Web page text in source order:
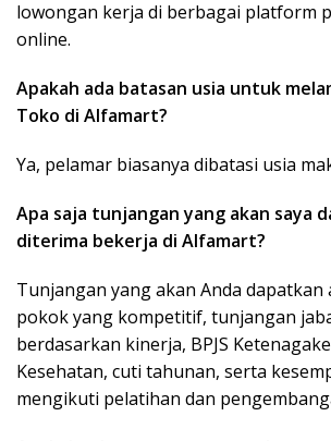
lowongan kerja di berbagai platform
online.
Apakah ada batasan usia untuk
Toko di Alfamart?
Ya, pelamar biasanya dibatasi usia
Apa saja tunjangan yang akan saya
diterima bekerja di Alfamart?
Tunjangan yang akan Anda dapatkan
pokok yang kompetitif, tunjangan
berdasarkan kinerja, BPJS
Kesehatan, cuti tahunan, serta
mengikuti pelatihan dan